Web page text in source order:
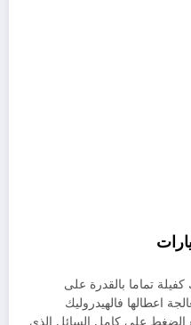
تماما بالقدرة على
اعطالها فالهيدروليك
الضغط على كامل السائل الذي